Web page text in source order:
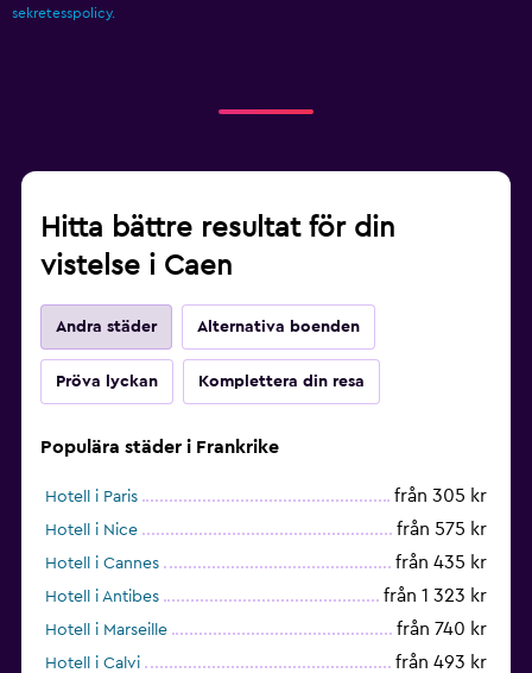
sekretesspolicy.
Hitta bättre resultat för din
vistelse i Caen
Andra städer Alternativa boenden
Pröva lyckan Komplettera din resa
Populära städer i Frankrike
Hotell i Paris från 305 kr
Hotell i Nice från 575 kr
Hotell i Cannes från 435 kr
Hotell i Antibes från 1 323 kr
Hotell i Marseille från 740 kr
Hotell i Calvi från 493 kr